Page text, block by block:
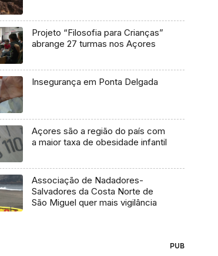
Projeto “Filosofia para Crianças”
abrange 27 turmas nos Açores
Insegurança em Ponta Delgada
Açores são a região do país com
a maior taxa de obesidade infantil
Associação de Nadadores-
Salvadores da Costa Norte de
São Miguel quer mais vigilância
PUB